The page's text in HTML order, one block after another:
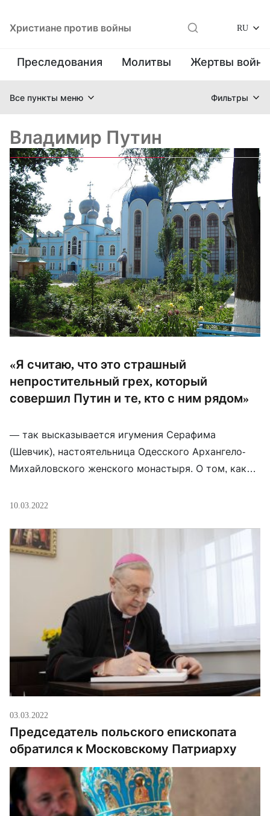
Христиане против войны RU
Преследования Молитвы Жертвы
Все пункты меню Фильтры
Владимир Путин
«Я считаю, что это страшный
непростительный грех, который
совершил Путин и те, кто с ним рядом»
— так высказывается игумения Серафима
(Шевчик), настоятельница Одесского Архангело-
Михайловского женского монастыря. О том, как
помогают женские монастыри в Одессе и
10.03.2022
03.03.2022
Председатель польского епископата
обратился к Московскому Патриарху